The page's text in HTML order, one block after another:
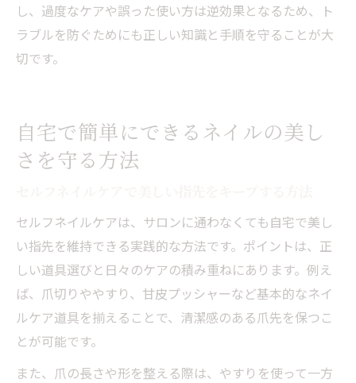
し、過度なケアや誤った使い方は逆効果となるため、ト
ラブルを防ぐためにも正しい知識と手順を守ることが大
切です。
自宅で簡単にできるネイルの美し
さを守る方法
セルフネイルケアは、サロンに通わなくても自宅で美し
い指先を維持できる実践的な方法です。ポイントは、正
しい道具選びと日々のケアの積み重ねにあります。例え
ば、爪切りややすり、甘皮プッシャーなど基本的なネイ
ルケア道具を揃えることで、清潔感のある爪先を保つこ
とが可能です。
また、爪の長さや形を整える際は、やすりを使って一方